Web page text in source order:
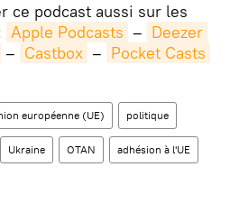
ce podcast aussi sur les
Apple Podcasts – Deezer
– Castbox – Pocket Casts
européenne (UE) politique
Ukraine OTAN adhésion à l'UE